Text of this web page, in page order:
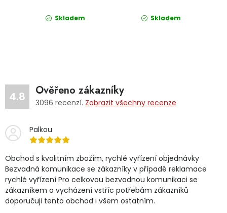
Skladem Skladem
4.8 Ověřeno zákazníky
3096 recenzí. Zobrazit všechny recenze
Palkou
Obchod s kvalitním zbožím, rychlé vyřízení objednávky
Bezvadná komunikace se zákazníky v případě reklamace
rychlé vyřízení Pro celkovou bezvadnou komunikaci se
zákazníkem a vycházení vstříc potřebám zákazníků
doporučuji tento obchod i všem ostatním.